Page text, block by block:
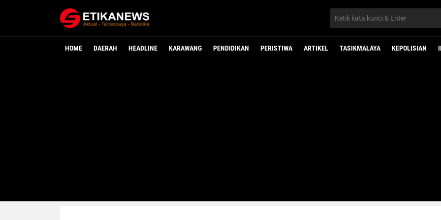
HOME DAERAH HEADLINE KARAWANG PENDIDIKAN PERISTIWA ARTIKEL TASIKMALAYA KEPOLISIAN